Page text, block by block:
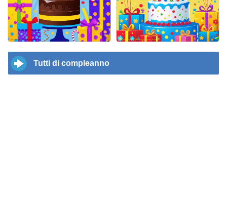
Tutti di compleanno